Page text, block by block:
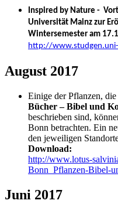
Inspired by Nature -
Universität Mainz zur
Wintersemester am
http://
August 2017
Einige der Pflanzen,
Bücher – Bibel und
beschrieben sind,
Bonn betrachten. Ein
den jeweiligen
Download:
http://www.lotus-
Bonn_Pflanzen-Bibel-
Juni 2017